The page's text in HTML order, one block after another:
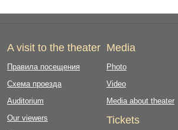
A visit to the theater
Правила посещения
Схема проезда
Auditorium
Our viewers
Media
Photo
Video
Media about theater
Tickets